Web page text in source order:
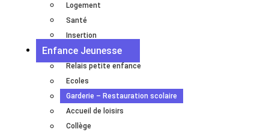
Logement
Santé
Insertion
Enfance Jeunesse
Relais petite enfance
Ecoles
Garderie – Restauration scolaire
Accueil de loisirs
Collège